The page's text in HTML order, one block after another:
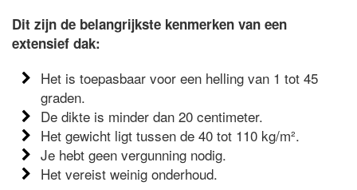
Dit zijn de belangrijkste kenmerken van een
extensief dak:
Het is toepasbaar voor een helling van 1 tot 45
graden.
De dikte is minder dan 20 centimeter.
Het gewicht ligt tussen de 40 tot 110 kg/m².
Je hebt geen vergunning nodig.
Het vereist weinig onderhoud.